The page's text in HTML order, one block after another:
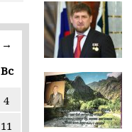
→
Вс
4
11